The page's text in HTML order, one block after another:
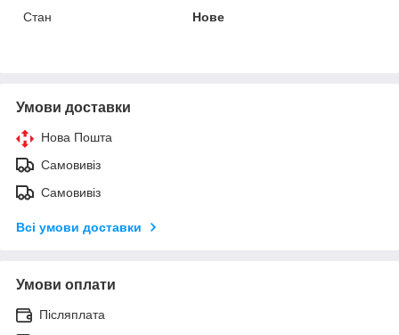
Стан
Нове
Умови доставки
Нова Пошта
Самовивіз
Самовивіз
Всі умови доставки
Умови оплати
Післяплата